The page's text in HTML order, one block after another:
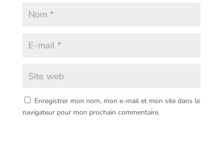
Enregistrer mon nom, mon e-mail et mon site dans le
navigateur pour mon prochain commentaire.